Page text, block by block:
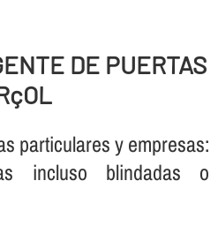
DE PUERTAS
particulares y empresas:
incluso blindadas o